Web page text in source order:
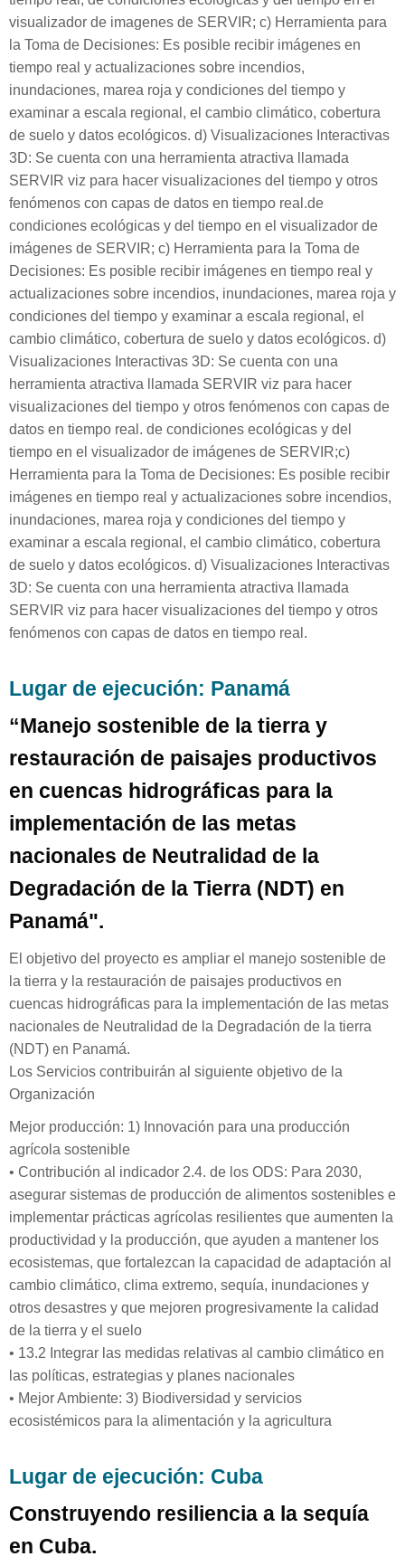
visualizador de imagenes de SERVIR; c) Herramienta para
la Toma de Decisiones: Es posible recibir imágenes en
tiempo real y actualizaciones sobre incendios,
inundaciones, marea roja y condiciones del tiempo y
examinar a escala regional, el cambio climático, cobertura
de suelo y datos ecológicos. d) Visualizaciones Interactivas
3D: Se cuenta con una herramienta atractiva llamada
SERVIR viz para hacer visualizaciones del tiempo y otros
fenómenos con capas de datos en tiempo real.de
condiciones ecológicas y del tiempo en el visualizador de
imágenes de SERVIR; c) Herramienta para la Toma de
Decisiones: Es posible recibir imágenes en tiempo real y
actualizaciones sobre incendios, inundaciones, marea roja y
condiciones del tiempo y examinar a escala regional, el
cambio climático, cobertura de suelo y datos ecológicos. d)
Visualizaciones Interactivas 3D: Se cuenta con una
herramienta atractiva llamada SERVIR viz para hacer
visualizaciones del tiempo y otros fenómenos con capas de
datos en tiempo real. de condiciones ecológicas y del
tiempo en el visualizador de imágenes de SERVIR;c)
Herramienta para la Toma de Decisiones: Es posible recibir
imágenes en tiempo real y actualizaciones sobre incendios,
inundaciones, marea roja y condiciones del tiempo y
examinar a escala regional, el cambio climático, cobertura
de suelo y datos ecológicos. d) Visualizaciones Interactivas
3D: Se cuenta con una herramienta atractiva llamada
SERVIR viz para hacer visualizaciones del tiempo y otros
fenómenos con capas de datos en tiempo real.
Lugar de ejecución: Panamá
“Manejo sostenible de la tierra y
restauración de paisajes productivos
en cuencas hidrográficas para la
implementación de las metas
nacionales de Neutralidad de la
Degradación de la Tierra (NDT) en
Panamá".
El objetivo del proyecto es ampliar el manejo sostenible de
la tierra y la restauración de paisajes productivos en
cuencas hidrográficas para la implementación de las metas
nacionales de Neutralidad de la Degradación de la tierra
(NDT) en Panamá.
Los Servicios contribuirán al siguiente objetivo de la
Organización
Mejor producción: 1) Innovación para una producción
agrícola sostenible
• Contribución al indicador 2.4. de los ODS: Para 2030,
asegurar sistemas de producción de alimentos sostenibles e
implementar prácticas agrícolas resilientes que aumenten la
productividad y la producción, que ayuden a mantener los
ecosistemas, que fortalezcan la capacidad de adaptación al
cambio climático, clima extremo, sequía, inundaciones y
otros desastres y que mejoren progresivamente la calidad
de la tierra y el suelo
• 13.2 Integrar las medidas relativas al cambio climático en
las políticas, estrategias y planes nacionales
• Mejor Ambiente: 3) Biodiversidad y servicios
ecosistémicos para la alimentación y la agricultura
Lugar de ejecución: Cuba
Construyendo resiliencia a la sequía
en Cuba.